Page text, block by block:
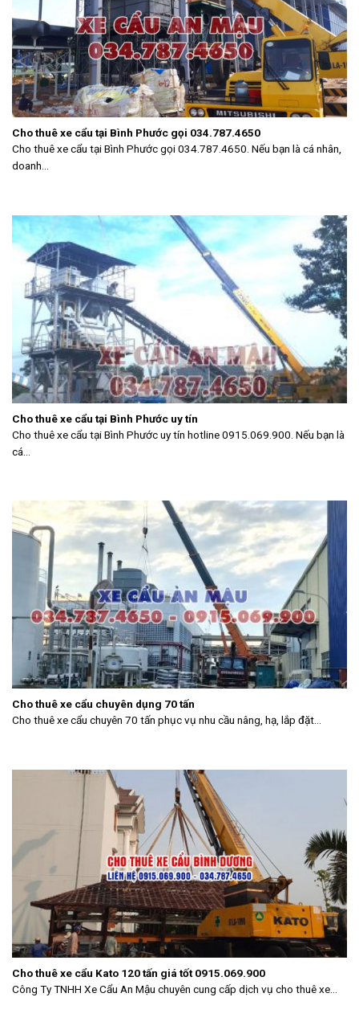
Cho thuê xe cẩu tại Bình Phước gọi 034.787.4650
Cho thuê xe cẩu tại Bình Phước gọi 034.787.4650. Nếu bạn là cá nhân,
doanh...
Cho thuê xe cẩu tại Bình Phước uy tín
Cho thuê xe cẩu tại Bình Phước uy tín hotline 0915.069.900. Nếu bạn là
cá...
Cho thuê xe cẩu chuyên dụng 70 tấn
Cho thuê xe cẩu chuyên 70 tấn phục vụ nhu cầu nâng, hạ, lắp đặt...
Cho thuê xe cẩu Kato 120 tấn giá tốt 0915.069.900
Công Ty TNHH Xe Cẩu An Mậu chuyên cung cấp dịch vụ cho thuê xe...